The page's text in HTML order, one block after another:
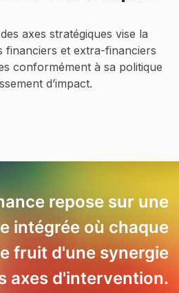
axes stratégiques vise la
financiers et extra-financiers
conformément à sa politique
d’impact.
repose sur une
intégrée où chaque
fruit d'une synergie
axes d'intervention.